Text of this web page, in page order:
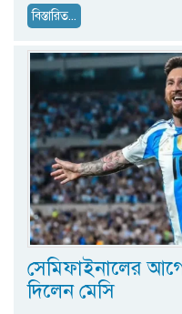
বিস্তারিত...
সেমিফাইনালের
দিলেন মেসি